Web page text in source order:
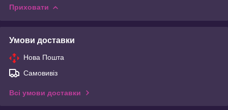
Приховати
Умови доставки
Нова Пошта
Самовивіз
Всі умови доставки